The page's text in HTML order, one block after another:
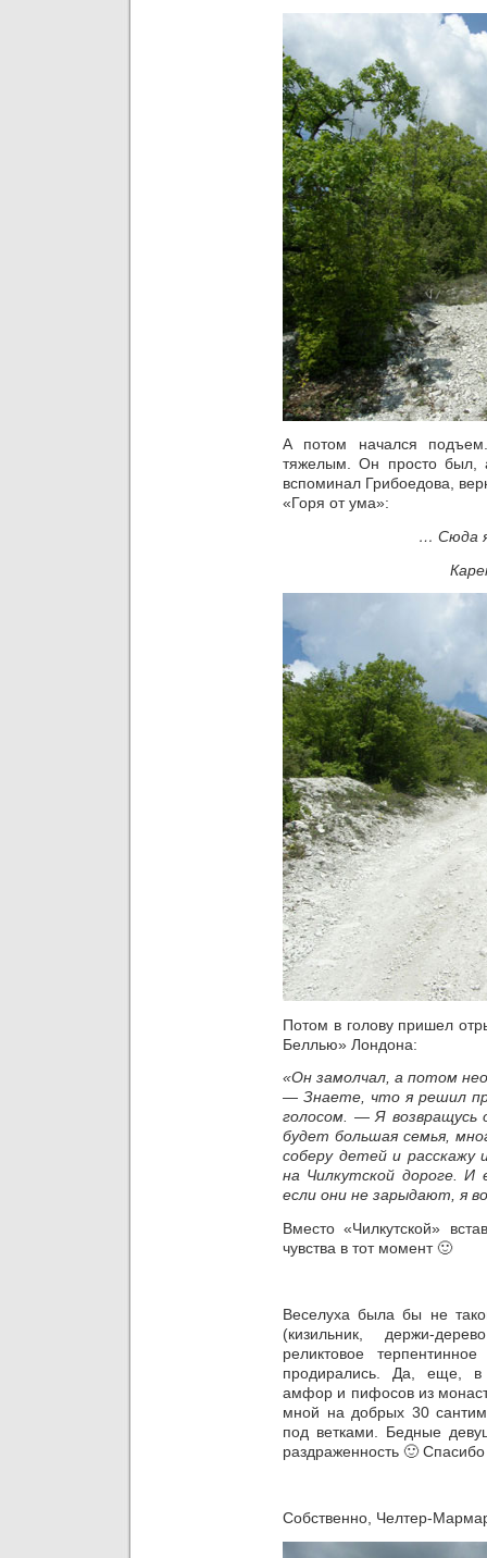
А потом начался
тяжелым. Он просто был,
вспоминал Грибоедова,
«Горя от ума»:
… Сюда
Потом в голову пришел
Беллью» Лондона:
«Он замолчал, а потом
— Знаете, что я решил
голосом. — Я
будет большая семья,
соберу детей и расскажу
на Чилкутской дороге.
если они не зарыдают, я
Вместо «Чилкутской»
чувства в тот момент🙂
Веселуха была бы не
(кизильник, держи-
реликтовое
продирались. Да, еще, в
амфор и пифосов из
мной на добрых 30
под ветками. Бедные
раздраженность 🙂Спасибо
Собственно, Челтер-